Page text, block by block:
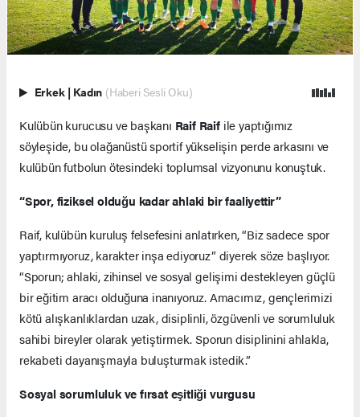
Erkek | Kadın (Haberi Sesli Oku)
Kulübün kurucusu ve başkanı Raif Raifile yaptığımız
söyleşide, bu olağanüstü sportif yükselişin perde arkasını ve
kulübün futbolun ötesindeki toplumsal vizyonunu konuştuk.
“Spor, fiziksel olduğu kadar ahlaki bir faaliyettir”
Raif, kulübün kuruluş felsefesini anlatırken, “Biz sadece spor
yaptırmıyoruz, karakter inşa ediyoruz” diyerek söze başlıyor.
“Sporun; ahlaki, zihinsel ve sosyal gelişimi destekleyen güçlü
bir eğitim aracı olduğuna inanıyoruz. Amacımız, gençlerimizi
kötü alışkanlıklardan uzak, disiplinli, özgüvenli ve sorumluluk
sahibi bireyler olarak yetiştirmek. Sporun disiplinini ahlakla,
rekabeti dayanışmayla buluşturmak istedik.”
Sosyal sorumluluk ve fırsat eşitliği vurgusu